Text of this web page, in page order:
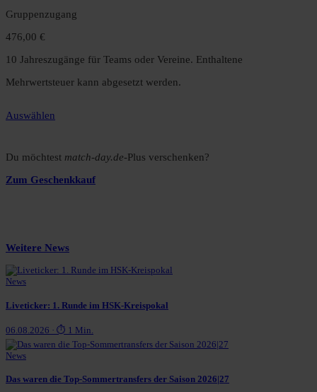
Gruppenzugang
476,00 €
10 Jahreszugänge für Teams oder Vereine. Enthaltene
Mehrwertsteuer kann abgesetzt werden.
Auswählen
Du möchtest match-day.de-Plus verschenken?
Zum Geschenkkauf
Weitere News
News
Liveticker: 1. Runde im HSK-Kreispokal
06.08.2026 · ⏱ 1 Min.
News
Das waren die Top-Sommertransfers der Saison 2026|27